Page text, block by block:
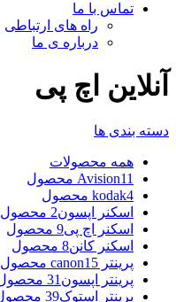
تماس با ما
راه های ارتباطی
درباره ی ما
آنلاین اچ پی
دسته بندی ها
همه محصولات
Avision11 محصول
kodak4 محصول
اسکنر اپسون2 محصول
اسکنر اچ پی9 محصول
اسکنر کانن8 محصول
پرینتر canon 15 محصول
پرینتر اپسون 31 محصول
پرینتر استوک39 محصول